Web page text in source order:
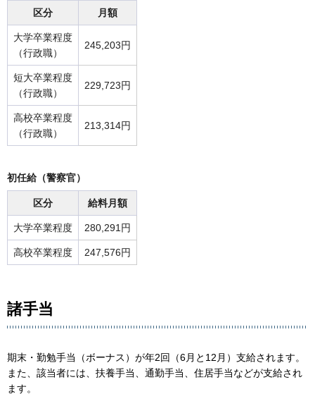
区分 月額
大学卒業程度
（行政職）
245,203円
短大卒業程度
（行政職）
229,723円
高校卒業程度
（行政職）
213,314円
初任給（警察官）
区分 給料月額
大学卒業程度 280,291円
高校卒業程度 247,576円
諸手当
期末・勤勉手当（ボーナス）が年2回（6月と12月）支給されます。
また、該当者には、扶養手当、通勤手当、住居手当などが支給され
ます。